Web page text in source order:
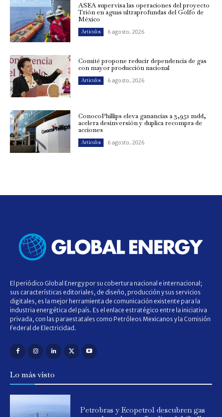
ASEA supervisa las operaciones del proyecto
Trión en aguas ultraprofundas del Golfo de
México
Artículos 6 agosto, 2026
Comité propone reducir dependencia de gas
con mayor producción nacional
Artículos 6 agosto, 2026
ConocoPhillips eleva ganancias a 3,951 mdd,
acelera desinversión y duplica recompra de
acciones
Artículos 6 agosto, 2026
El periódico Global Energy por su cobertura nacional e internacional;
sus características editoriales, de diseño, producción y sus servicios
digitales, es la mejor herramienta de comunicación existente para la
industria energética del país. Es el enlace estratégico entre la iniciativa
privada, con las paraestatales como Petróleos Mexicanos y la Comisión
Federal de Electricidad.
Lo más visto
Petrobras y Ecopetrol descubren gas